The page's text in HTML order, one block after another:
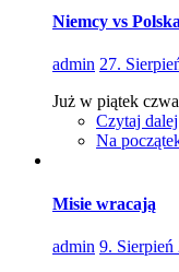
Niemcy vs Polska
admin 27.
Już w piątek
Czytaj dalej
Na
Misie wracają
admin 9. Sierpień